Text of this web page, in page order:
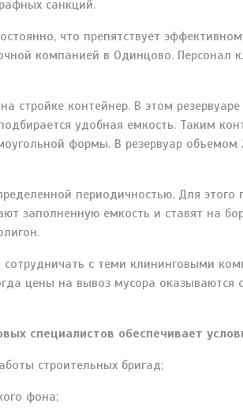
санкций.
что препятствует
компанией в Одинцово. Персонал
стройке контейнер. В этом
удобная емкость. Таким
формы. В резервуар
периодичностью. Для
заполненную емкость и ставят на
с теми клининговыми
цены на вывоз мусора оказываются
специалистов обеспечивает
строительных бригад;
фона;